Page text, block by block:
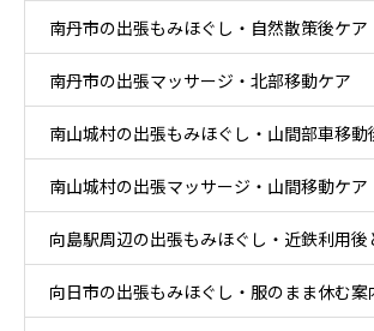
南丹市の出張もみほぐし・自然散策後ケア
南丹市の出張マッサージ・北部移動ケア
南山城村の出張もみほぐし・山間部車移動
南山城村の出張マッサージ・山間移動ケア
向島駅周辺の出張もみほぐし・近鉄利用後
向日市の出張もみほぐし・服のまま休む案